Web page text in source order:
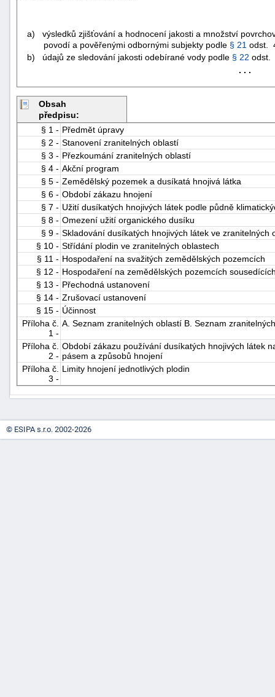
a) výsledků zjišťování a hodnocení jakosti a množství
povodí a pověřenými odbornými subjekty podle § 21 odst.
b) údajů ze sledování jakosti odebírané vody podle § 22 odst.
. . .
Obsah
předpisu:
§ 1 - Předmět úpravy
§ 2 - Stanovení zranitelných oblastí
§ 3 - Přezkoumání zranitelných oblastí
§ 4 - Akční program
§ 5 - Zemědělský pozemek a dusíkatá hnojivá látka
§ 6 - Období zákazu hnojení
§ 7 - Užití dusíkatých hnojivých látek podle půdně
§ 8 - Omezení užití organického dusíku
§ 9 - Skladování dusíkatých hnojivých látek ve zranitelných
§ 10 - Střídání plodin ve zranitelných oblastech
§ 11 - Hospodaření na svažitých zemědělských pozemcích
§ 12 - Hospodaření na zemědělských pozemcích
§ 13 - Přechodná ustanovení
§ 14 - Zrušovací ustanovení
§ 15 - Účinnost
Příloha č.
1 -
A. Seznam zranitelných oblastí B. Seznam
Příloha č.
2 -
Období zákazu používání dusíkatých hnojivých látek
pásem a způsobů hnojení
Příloha č.
3 -
Limity hnojení jednotlivých plodin
"náhradě
škod"
© ESIPA s.r.o. 2002-2026